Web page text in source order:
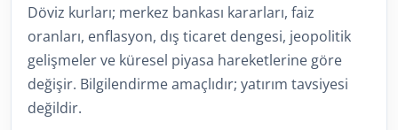
Döviz kurları; merkez bankası kararları, faiz
oranları, enflasyon, dış ticaret dengesi, jeopolitik
gelişmeler ve küresel piyasa hareketlerine göre
değişir. Bilgilendirme amaçlıdır; yatırım tavsiyesi
değildir.